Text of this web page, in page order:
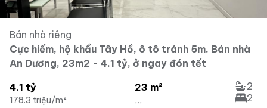
Bán nhà riêng
Cực hiếm, hộ khẩu Tây Hồ, ô tô tránh 5m. Bán nhà
An Dương, 23m2 - 4.1 tỷ, ở ngay đón tết
4.1 tỷ
178.3 triệu/m²
23 m²
...
2
2